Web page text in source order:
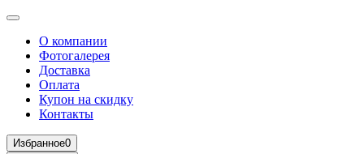
О компании
Фотогалерея
Доставка
Оплата
Купон на скидку
Контакты
Избранное0